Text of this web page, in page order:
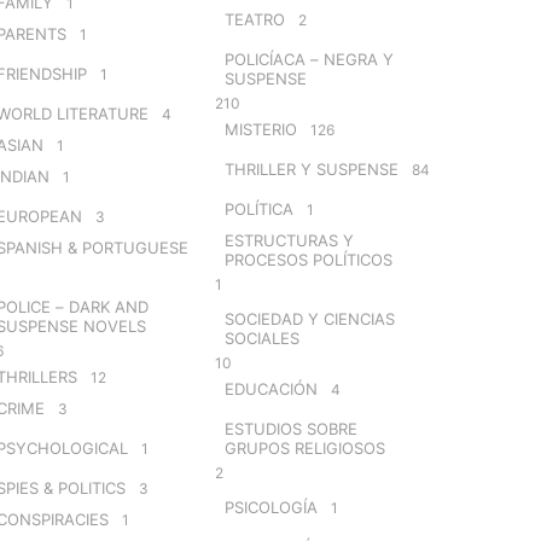
1
1
LITERATURE 4
1
1
3
& PORTUGUESE
– DARK AND
NOVELS
12
3
1
& POLITICS 3
1
TEATRO 2
POLICÍACA – NEGRA Y
SUSPENSE
210
MISTERIO 126
THRILLER Y SUSPENSE 84
POLÍTICA 1
ESTRUCTURAS Y
PROCESOS POLÍTICOS
1
SOCIEDAD Y CIENCIAS
SOCIALES
10
EDUCACIÓN 4
ESTUDIOS SOBRE
GRUPOS RELIGIOSOS
2
PSICOLOGÍA 1